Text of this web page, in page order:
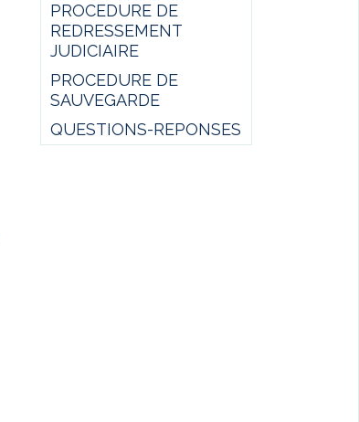
PROCEDURE DE
REDRESSEMENT
JUDICIAIRE
PROCEDURE DE
SAUVEGARDE
QUESTIONS-REPONSES